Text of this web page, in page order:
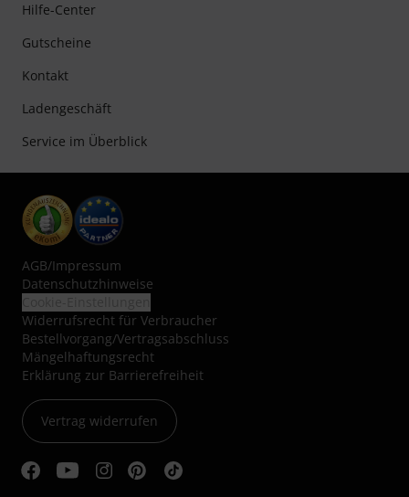
Hilfe-Center
Gutscheine
Kontakt
Ladengeschäft
Service im Überblick
AGB/Impressum
Datenschutzhinweise
Widerrufsrecht für Verbraucher
Bestellvorgang/Vertragsabschluss
Mängelhaftungsrecht
Erklärung zur Barrierefreiheit
Vertrag widerrufen